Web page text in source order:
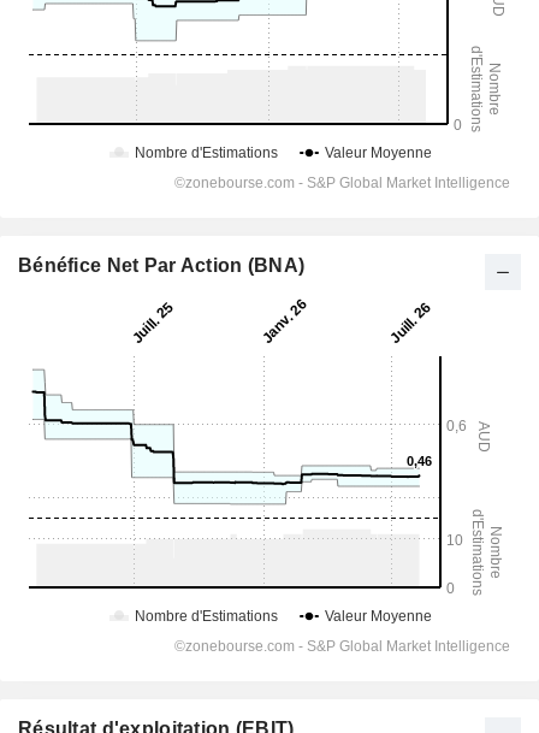
Bénéfice Net Par Action (BNA)
Résultat d'exploitation (EBIT)